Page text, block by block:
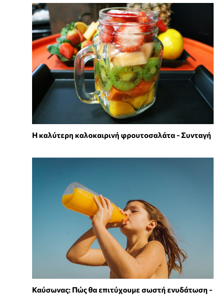
Η καλύτερη καλοκαιρινή φρουτοσαλάτα - Συνταγή
Καύσωνας: Πώς θα επιτύχουμε σωστή ενυδάτωση -